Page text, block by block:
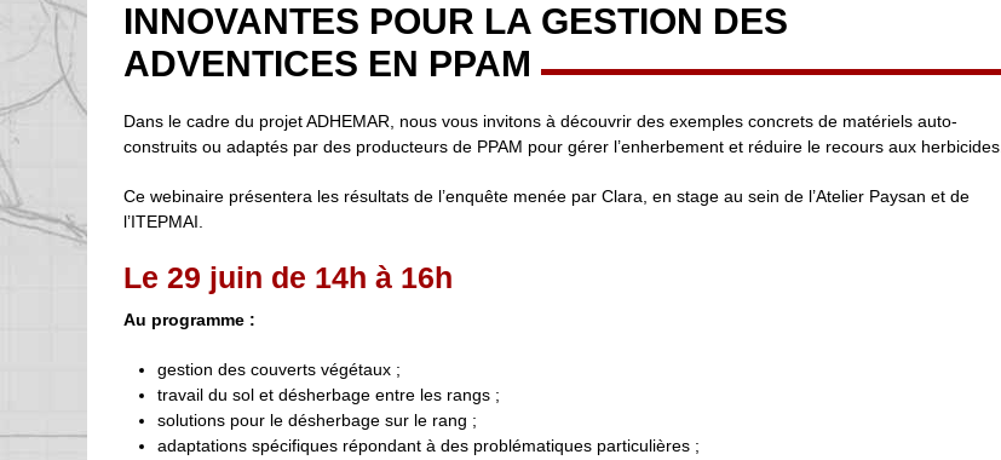
INNOVANTES POUR LA GESTION DES
ADVENTICES EN PPAM
Dans le cadre du projet ADHEMAR, nous vous invitons à découvrir des exemples concrets de matériels auto-
construits ou adaptés par des producteurs de PPAM pour gérer l’enherbement et réduire le recours aux herbicides.
Ce webinaire présentera les résultats de l’enquête menée par Clara, en stage au sein de l’Atelier Paysan et de
l’ITEPMAI.
Le 29 juin de 14h à 16h
Au programme :
gestion des couverts végétaux ;
travail du sol et désherbage entre les rangs ;
solutions pour le désherbage sur le rang ;
adaptations spécifiques répondant à des problématiques particulières ;